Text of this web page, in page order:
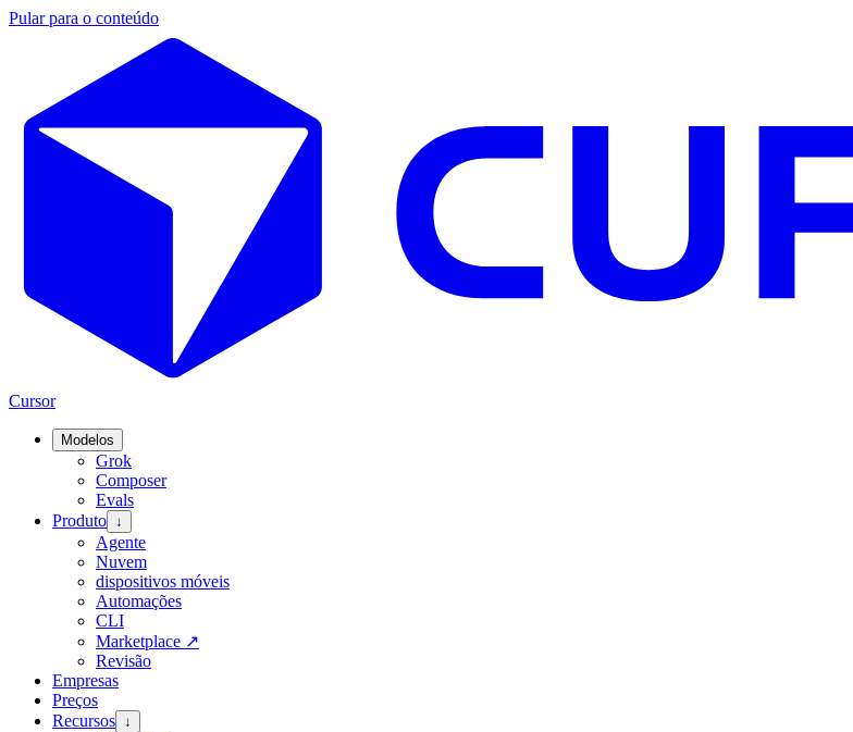
Pular para o conteúdo
Cursor
Modelos
Grok
Composer
Evals
Produto ↓
Agente
Nuvem
dispositivos móveis
Automações
CLI
Marketplace ↗
Revisão
Empresas
Preços
Recursos ↓